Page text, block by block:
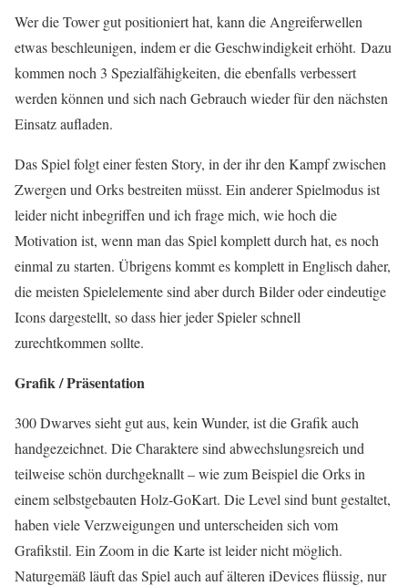
Wer die Tower gut positioniert hat, kann die Angreiferwellen
etwas beschleunigen, indem er die Geschwindigkeit erhöht. Dazu
kommen noch 3 Spezialfähigkeiten, die ebenfalls verbessert
werden können und sich nach Gebrauch wieder für den nächsten
Einsatz aufladen.
Das Spiel folgt einer festen Story, in der ihr den Kampf zwischen
Zwergen und Orks bestreiten müsst. Ein anderer Spielmodus ist
leider nicht inbegriffen und ich frage mich, wie hoch die
Motivation ist, wenn man das Spiel komplett durch hat, es noch
einmal zu starten. Übrigens kommt es komplett in Englisch daher,
die meisten Spielelemente sind aber durch Bilder oder eindeutige
Icons dargestellt, so dass hier jeder Spieler schnell
zurechtkommen sollte.
Grafik / Präsentation
300 Dwarves sieht gut aus, kein Wunder, ist die Grafik auch
handgezeichnet. Die Charaktere sind abwechslungsreich und
teilweise schön durchgeknallt – wie zum Beispiel die Orks in
einem selbstgebauten Holz-GoKart. Die Level sind bunt gestaltet,
haben viele Verzweigungen und unterscheiden sich vom
Grafikstil. Ein Zoom in die Karte ist leider nicht möglich.
Naturgemäß läuft das Spiel auch auf älteren iDevices flüssig, nur